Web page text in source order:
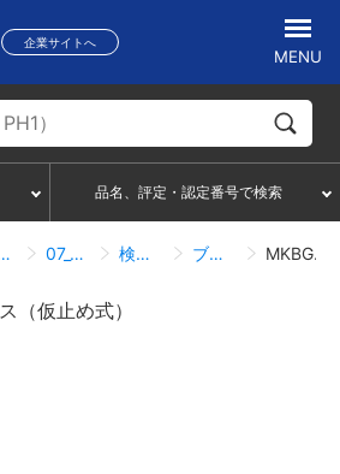
企業サイトへ
MENU
品名、評定・認定番号で検索
礎ブロック 07_04_11_各ブロック用ゴムベース 検索結果一覧 ブロック用ゴムベース（仮止め式） MKBGB2
（仮止め式）